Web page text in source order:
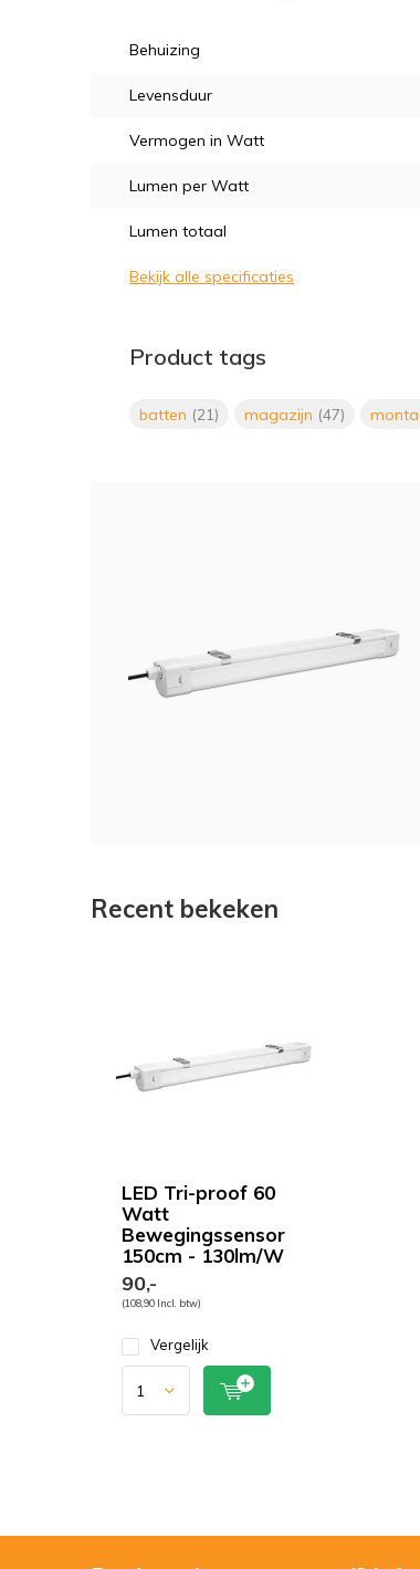
Behuizing
Levensduur
Vermogen in Watt
Lumen per Watt
Lumen totaal
Bekijk alle specificaties
Product tags
batten (21) magazijn (47)
Recent bekeken
LED Tri-proof 60
Watt
Bewegingssensor
150cm - 130lm/W
90,-
(108,90 Incl. btw)
Vergelijk